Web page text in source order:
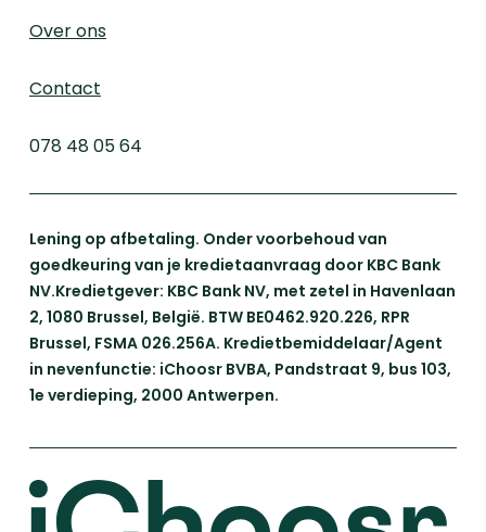
Over ons
Contact
078 48 05 64
Lening op afbetaling. Onder voorbehoud van
goedkeuring van je kredietaanvraag door KBC Bank
NV.Kredietgever: KBC Bank NV, met zetel in Havenlaan
2, 1080 Brussel, België. BTW BE0462.920.226, RPR
Brussel, FSMA 026.256A. Kredietbemiddelaar/Agent
in nevenfunctie: iChoosr BVBA, Pandstraat 9, bus 103,
1e verdieping, 2000 Antwerpen.